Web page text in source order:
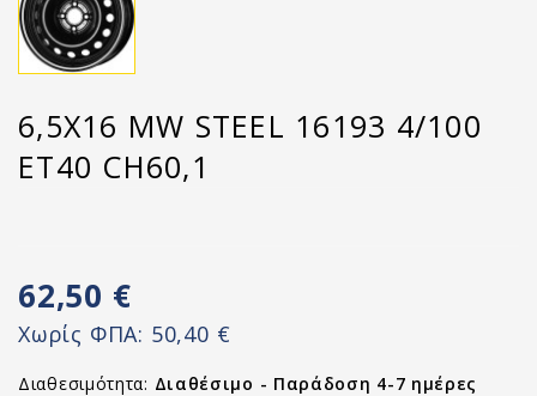
6,5X16 MW STEEL 16193 4/100
ET40 CH60,1
62,50 €
Χωρίς ΦΠΑ: 50,40 €
Διαθεσιμότητα: Διαθέσιμο - Παράδοση 4-7 ημέρες